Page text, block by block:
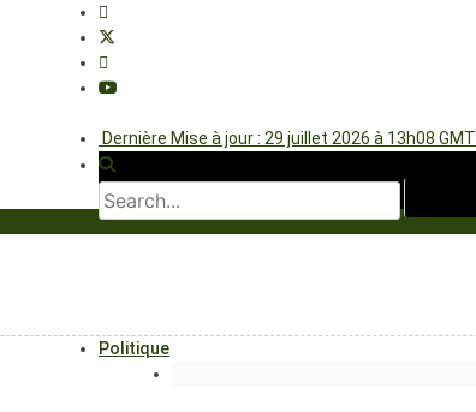
Dernière Mise à jour : 29 juillet 2026 à 13h08 GMT
Politique